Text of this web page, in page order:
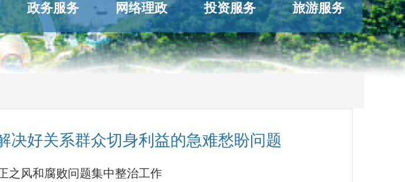
政务服务 网络理政 投资服务 旅游服务
决好关系群众切身利益的急难愁盼问题
之风和腐败问题集中整治工作